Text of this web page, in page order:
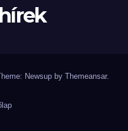
Newsup by Themeansar.